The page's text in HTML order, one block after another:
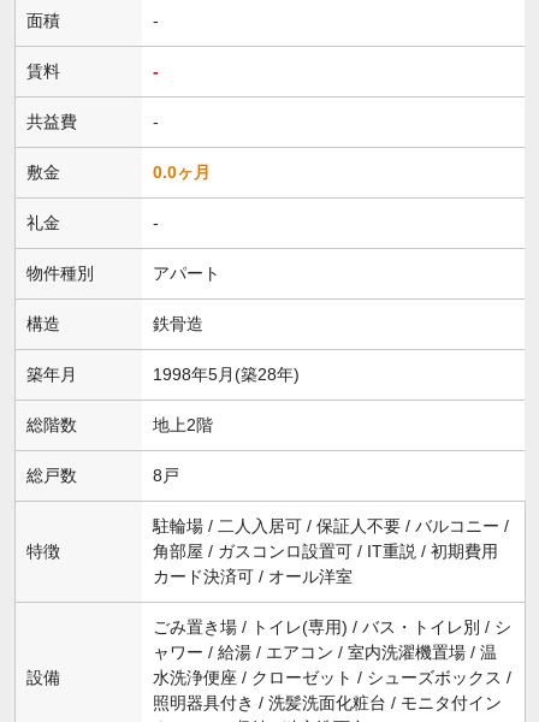
面積 -
賃料 -
共益費 -
敷金 0.0ヶ月
礼金 -
物件種別 アパート
構造 鉄骨造
築年月 1998年5月(築28年)
総階数 地上2階
総戸数 8戸
特徴
駐輪場 / 二人入居可 / 保証人不要 / バルコニー /
角部屋 / ガスコンロ設置可 / IT重説 / 初期費用
カード決済可 / オール洋室
設備
ごみ置き場 / トイレ(専用) / バス・トイレ別 / シ
ャワー / 給湯 / エアコン / 室内洗濯機置場 / 温
水洗浄便座 / クローゼット / シューズボックス /
照明器具付き / 洗髪洗面化粧台 / モニタ付イン